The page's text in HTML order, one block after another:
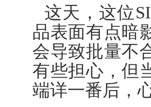
这天，这位
品表面有点暗
会导致批量不
有些担心，但
端详一番后，